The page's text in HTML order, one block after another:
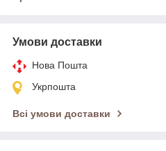
Умови доставки
Нова Пошта
Укрпошта
Всі умови доставки